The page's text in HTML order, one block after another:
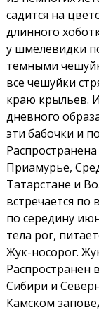
садится на
длинного
у шмелевидки
темными
все чешуйки
краю крыльев.
дневного
эти бабочки и
Приамурье,
Татарстане и
встречается по
по середину
тела рог,
Жук-носорог.
Распространен
Сибири и
Камском